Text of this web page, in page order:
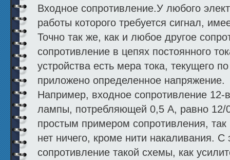
Входное сопротивление.У любого
работы которого требуется сигнал,
Точно так же, как и любое другое
сопротивление в цепях постоянного
устройства есть мера тока, текущего
приложено определенное напряжение.
Например, входное сопротивление 12-
лампы, потребляющей 0,5 А, равно
простым примером сопротивления, так
нет ничего, кроме нити накаливания. С
сопротивление такой схемы, как